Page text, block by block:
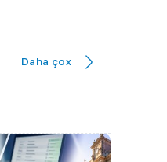
daha
11:50
Daha çox